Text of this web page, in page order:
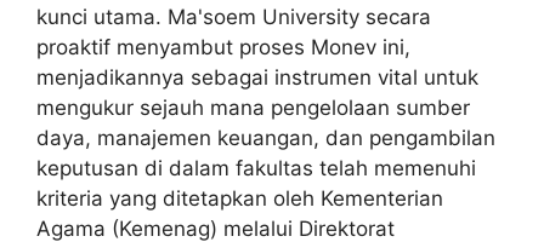
kunci utama. Ma'soem University secara
proaktif menyambut proses Monev ini,
menjadikannya sebagai instrumen vital untuk
mengukur sejauh mana pengelolaan sumber
daya, manajemen keuangan, dan pengambilan
keputusan di dalam fakultas telah memenuhi
kriteria yang ditetapkan oleh Kementerian
Agama (Kemenag) melalui Direktorat